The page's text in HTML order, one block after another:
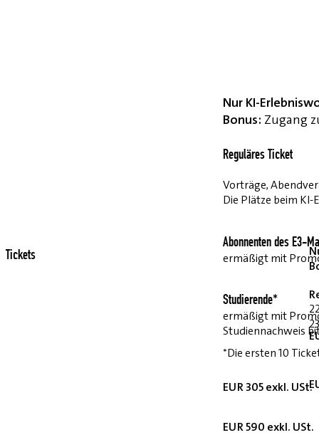
Nur KI-
Bonus: Zugang
Reguläres Ticket
Vorträge,
Die Plätze beim
Abonnenten des E3-
ermäßigt mit
Studierende*
ermäßigt mit
Studiennachweis
*Die ersten 10
EUR 305 exkl. USt.
EUR 590 exkl. USt.
Tickets